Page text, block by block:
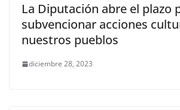
La Diputación abre el plazo
subvencionar acciones
nuestros pueblos
diciembre 28, 2023